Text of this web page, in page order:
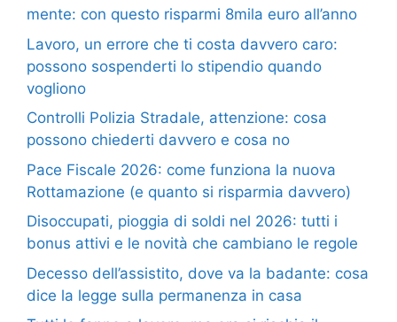
mente: con questo risparmi 8mila euro all’anno
Lavoro, un errore che ti costa davvero caro:
possono sospenderti lo stipendio quando
vogliono
Controlli Polizia Stradale, attenzione: cosa
possono chiederti davvero e cosa no
Pace Fiscale 2026: come funziona la nuova
Rottamazione (e quanto si risparmia davvero)
Disoccupati, pioggia di soldi nel 2026: tutti i
bonus attivi e le novità che cambiano le regole
Decesso dell’assistito, dove va la badante: cosa
dice la legge sulla permanenza in casa